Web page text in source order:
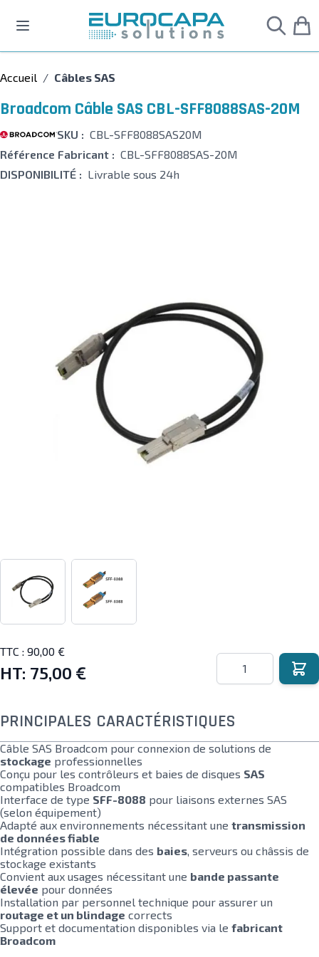
Accueil / Câbles SAS
Broadcom Câble SAS CBL-SFF8088SAS-20M
SKU : CBL-SFF8088SAS20M
Référence Fabricant : CBL-SFF8088SAS-20M
DISPONIBILITÉ : Livrable sous 24h
TTC : 90,00 €
HT: 75,00 €
Quantité
PRINCIPALES CARACTÉRISTIQUES
Câble SAS Broadcom pour connexion de solutions de
stockage professionnelles
Conçu pour les contrôleurs et baies de disques SAS
compatibles Broadcom
Interface de type SFF-8088 pour liaisons externes SAS
(selon équipement)
Adapté aux environnements nécessitant une transmission
de données fiable
Intégration possible dans des baies, serveurs ou châssis de
stockage existants
Convient aux usages nécessitant une bande passante
élevée pour données
Installation par personnel technique pour assurer un
routage et un blindage corrects
Support et documentation disponibles via le fabricant
Broadcom